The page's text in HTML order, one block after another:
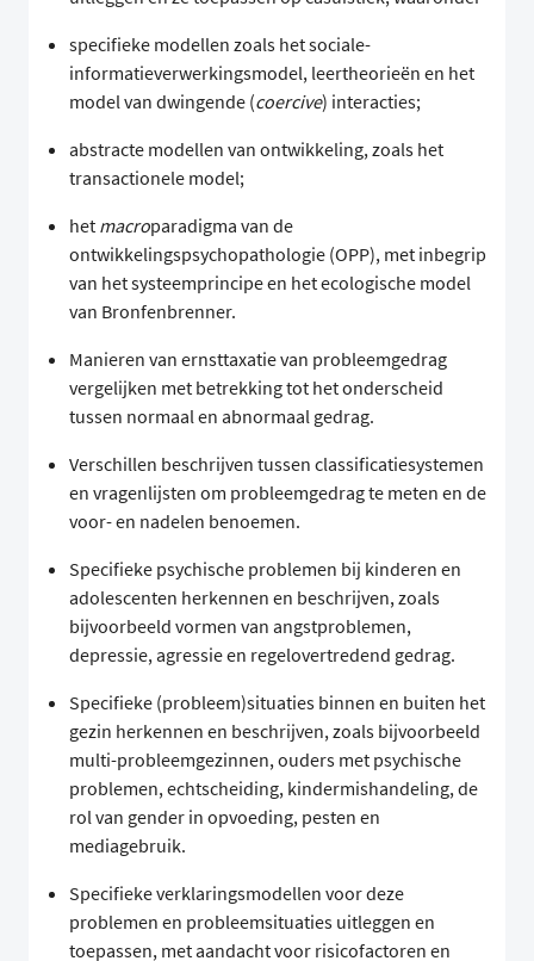
specifieke modellen zoals het sociale-
informatieverwerkingsmodel, leertheorieën en het
model van dwingende (coercive) interacties;
abstracte modellen van ontwikkeling, zoals het
transactionele model;
het macroparadigma van de
ontwikkelingspsychopathologie (OPP), met inbegrip
van het systeemprincipe en het ecologische model
van Bronfenbrenner.
Manieren van ernsttaxatie van probleemgedrag
vergelijken met betrekking tot het onderscheid
tussen normaal en abnormaal gedrag.
Verschillen beschrijven tussen classificatiesystemen
en vragenlijsten om probleemgedrag te meten en de
voor- en nadelen benoemen.
Specifieke psychische problemen bij kinderen en
adolescenten herkennen en beschrijven, zoals
bijvoorbeeld vormen van angstproblemen,
depressie, agressie en regelovertredend gedrag.
Specifieke (probleem)situaties binnen en buiten het
gezin herkennen en beschrijven, zoals bijvoorbeeld
multi-probleemgezinnen, ouders met psychische
problemen, echtscheiding, kindermishandeling, de
rol van gender in opvoeding, pesten en
mediagebruik.
Specifieke verklaringsmodellen voor deze
problemen en probleemsituaties uitleggen en
toepassen, met aandacht voor risicofactoren en